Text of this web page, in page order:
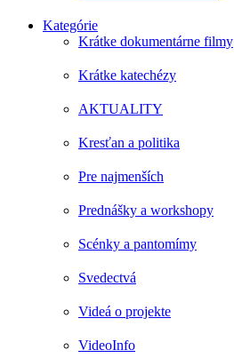
Kategórie
Krátke dokumentárne filmy
Krátke katechézy
AKTUALITY
Kresťan a politika
Pre najmenších
Prednášky a workshopy
Scénky a pantomímy
Svedectvá
Videá o projekte
VideoInfo